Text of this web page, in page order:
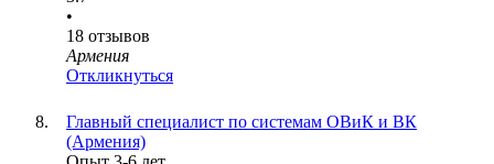
•
18 отзывов
Армения
Откликнуться
Главный специалист по системам ОВиК и ВК
(Армения)